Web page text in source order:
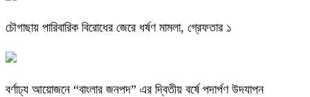
চৌগাছায় পারিবারিক বিরোধের জেরে ধর্ষণ মামলা, গ্রেফতার ১
বর্ণাঢ্য আয়োজনে “বাংলার জনপদ” এর দ্বিতীয় বর্ষে পদার্পণ উদযাপন